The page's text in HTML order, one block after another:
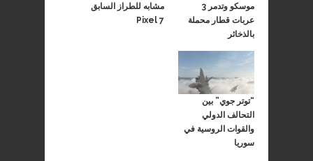
موسكو وتدمر 3
عربات قطار محملة
بالذخائر
مشابه للطراز السابق
Pixel 7
“توتر جوي” بين
التحالف الدولي
والقوات الروسية في
سوريا